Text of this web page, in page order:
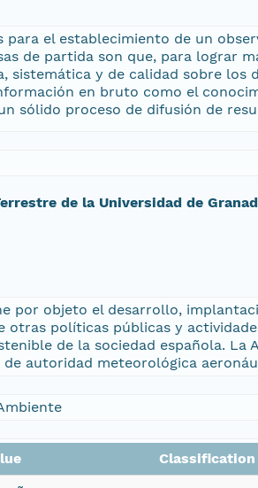
el establecimiento de un
de partida son que, para lograr
y de calidad sobre los
en bruto como el
sólido proceso de difusión de
de la Universidad de
por objeto el desarrollo,
otras políticas públicas y
de la sociedad española.
autoridad meteorológica
Classification